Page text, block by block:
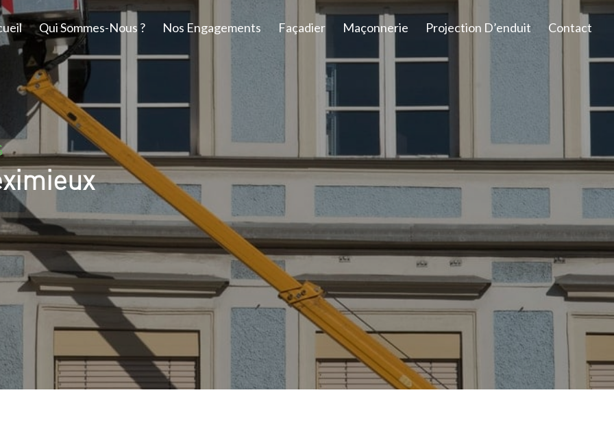
Qui Sommes-Nous ? Nos Engagements Façadier Maçonnerie Projection D’enduit Contact